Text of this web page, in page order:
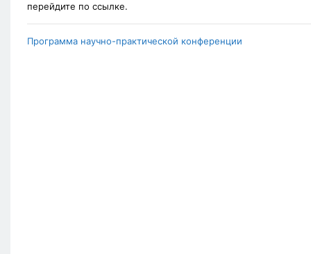
перейдите по ссылке.
Программа научно-практической конференции